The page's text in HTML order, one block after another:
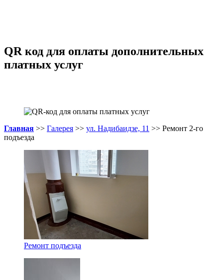
QR код для оплаты дополнительных
платных услуг
Главная >> Галерея >> ул. Надибаидзе, 11 >> Ремонт 2-го
подъезда
Ремонт подъезда